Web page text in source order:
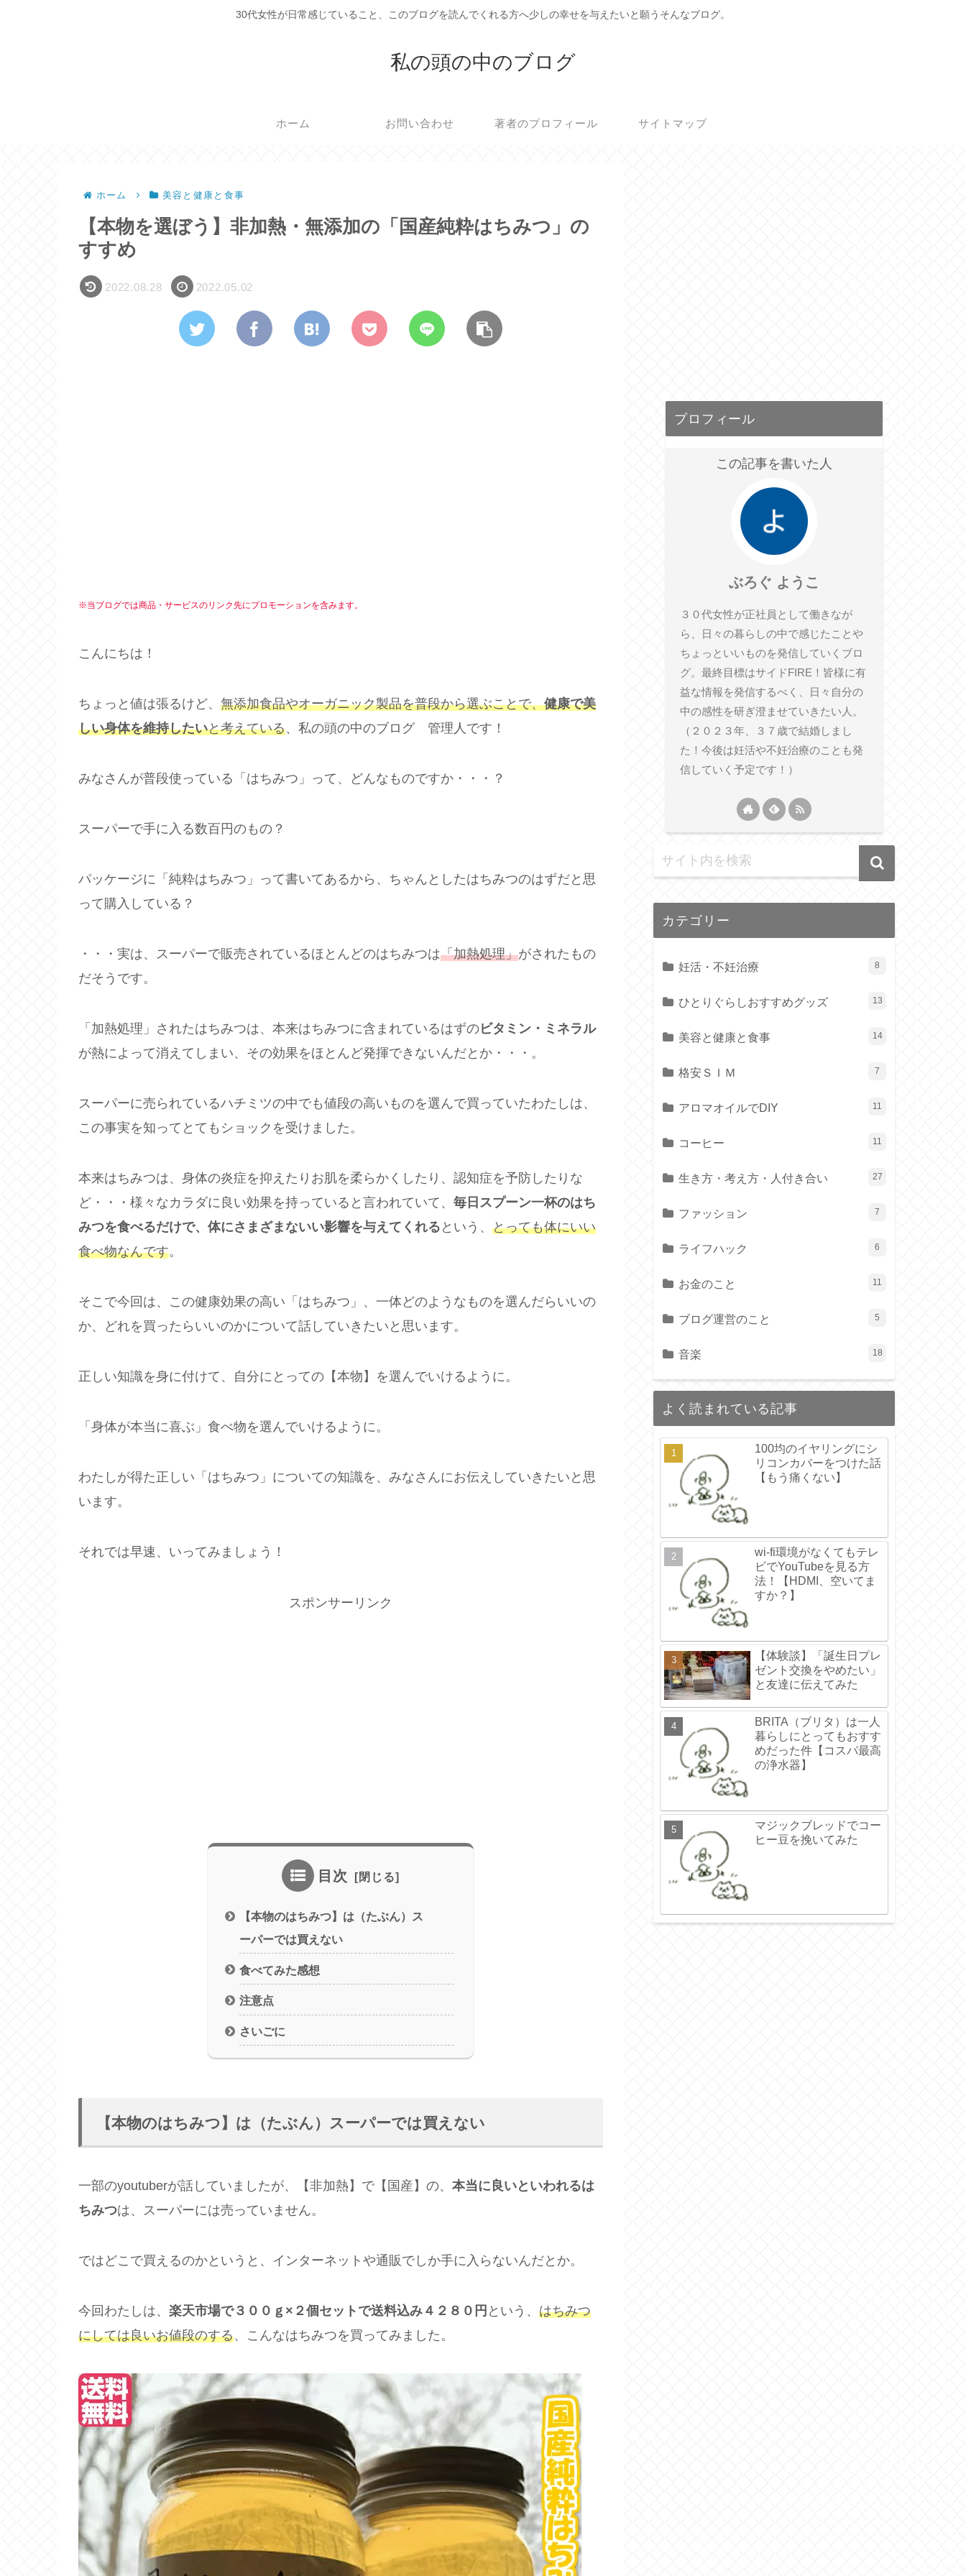
30代女性が日常感じていること、このブログを読んでくれる方へ少しの幸せを与えたいと願うそんなブログ。
私の頭の中のブログ
ホーム お問い合わせ 著者のプロフィール サイトマップ
ホーム 美容と健康と食事
【本物を選ぼう】非加熱・無添加の「国産純粋はちみつ」の
すすめ
2022.08.28 2022.05.02
※当ブログでは商品・サービスのリンク先にプロモーションを含みます。
こんにちは！
ちょっと値は張るけど、 無添加食品やオーガニック製品を普段から選ぶことで、健康で美
しい身体を維持したいと考えている、私の頭の中のブログ 管理人です！
みなさんが普段使っている「はちみつ」って、どんなものですか・・・？
スーパーで手に入る数百円のもの？
パッケージに「純粋はちみつ」って書いてあるから、ちゃんとしたはちみつのはずだと思
って購入している？
・・・実は、スーパーで販売されているほとんどのはちみつは「加熱処理」がされたもの
だそうです。
「加熱処理」されたはちみつは、本来はちみつに含まれているはずのビタミン・ミネラル
が熱によって消えてしまい、その効果をほとんど発揮できないんだとか・・・。
スーパーに売られているハチミツの中でも値段の高いものを選んで買っていたわたしは、
この事実を知ってとてもショックを受けました。
本来はちみつは、身体の炎症を抑えたりお肌を柔らかくしたり、認知症を予防したりな
ど・・・様々なカラダに良い効果を持っていると言われていて、 毎日スプーン一杯のはち
みつを食べるだけで、体にさまざまないい影響を与えてくれる という、 とっても体にいい
食べ物なんです。
そこで今回は、この健康効果の高い「はちみつ」、一体どのようなものを選んだらいいの
か、どれを買ったらいいのかについて話していきたいと思います。
正しい知識を身に付けて、自分にとっての【本物】を選んでいけるように。
「身体が本当に喜ぶ」食べ物を選んでいけるように。
わたしが得た正しい「はちみつ」についての知識を、みなさんにお伝えしていきたいと思
います。
それでは早速、いってみましょう！
スポンサーリンク
目次
【本物のはちみつ】は（たぶん）ス
ーパーでは買えない
食べてみた感想
注意点
さいごに
【本物のはちみつ】は（たぶん）スーパーでは買えない
一部のyoutuberが話していましたが、【非加熱】で【国産】の、 本当に良いといわれるは
ちみつは、スーパーには売っていません。
ではどこで買えるのかというと、インターネットや通販でしか手に入らないんだとか。
今回わたしは、 楽天市場で３００ｇ×２個セットで送料込み４２８０円 という、 はちみつ
にしては良いお値段のする、こんなはちみつを買ってみました。
プロフィール
この記事を書いた人
ぶろぐ ようこ
３０代女性が正社員として働きなが
ら、日々の暮らしの中で感じたことや
ちょっといいものを発信していくブロ
グ。最終目標はサイドFIRE！皆様に有
益な情報を発信するべく、日々自分の
中の感性を研ぎ澄ませていきたい人。
（２０２３年、３７歳で結婚しまし
た！今後は妊活や不妊治療のことも発
信していく予定です！）
カテゴリー
妊活・不妊治療 8
ひとりぐらしおすすめグッズ 13
美容と健康と食事 14
格安ＳＩＭ 7
アロマオイルでDIY 11
コーヒー 11
生き方・考え方・人付き合い 27
ファッション 7
ライフハック 6
お金のこと 11
ブログ運営のこと 5
音楽 18
よく読まれている記事
100均のイヤリングにシ
リコンカバーをつけた話
【もう痛くない】
wi-fi環境がなくてもテレ
ビでYouTubeを見る方
法！【HDMI、空いてま
すか？】
【体験談】「誕生日プレ
ゼント交換をやめたい」
と友達に伝えてみた
BRITA（ブリタ）は一人
暮らしにとってもおすす
めだった件【コスパ最高
の浄水器】
マジックブレッドでコー
ヒー豆を挽いてみた